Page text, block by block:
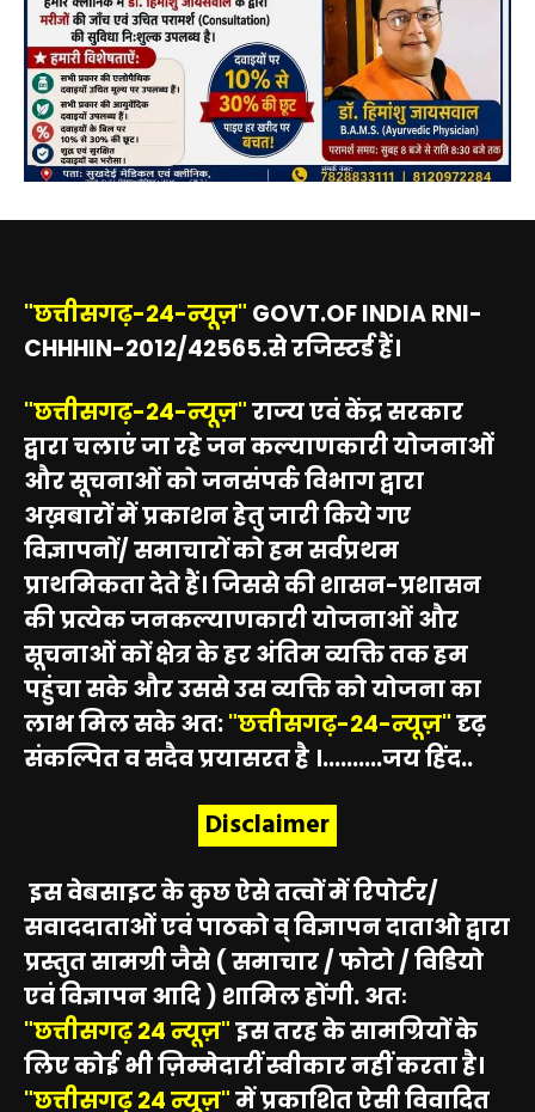
"छत्तीसगढ़-24-न्यूज़" GOVT.OF INDIA RNI-
CHHHIN-2012/42565.से रजिस्टर्ड हैं।
"छत्तीसगढ़-24-न्यूज़"राज्य एवं केंद्र सरकार
द्वारा चलाएं जा रहे जन कल्याणकारी योजनाओं
और सूचनाओं को जनसंपर्क विभाग द्वारा
अख़बारों में प्रकाशन हेतु जारी किये गए
विज्ञापनों/ समाचारों को हम सर्वप्रथम
प्राथमिकता देते हैं। जिससे की शासन-प्रशासन
की प्रत्येक जनकल्याणकारी योजनाओं और
सूचनाओं कों क्षेत्र के हर अंतिम व्यक्ति तक हम
पहुंचा सके और उससे उस व्यक्ति को योजना का
लाभ मिल सके अत:"छत्तीसगढ़-24-न्यूज़"दृढ़
संकल्पित व सदैव प्रयासरत है ।..........जय हिंद..
Disclaimer
इस वेबसाइट के कुछ ऐसे तत्वों में रिपोर्टर/
सवाददाताओं एवं पाठको व् विज्ञापन दाताओ द्वारा
प्रस्तुत सामग्री जैसे ( समाचार / फोटो / विडियो
एवं विज्ञापन आदि ) शामिल होंगी. अतः
"छत्तीसगढ़ 24 न्यूज़"इस तरह के सामग्रियों के
लिए कोई भी ज़िम्मेदारीं स्वीकार नहीं करता है।
"छत्तीसगढ़ 24 न्यूज़"में प्रकाशित ऐसी विवादित